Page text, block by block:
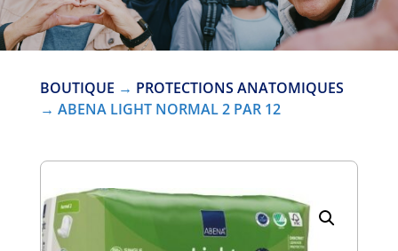
BOUTIQUE → PROTECTIONS ANATOMIQUES
→ ABENA LIGHT NORMAL 2 PAR 12